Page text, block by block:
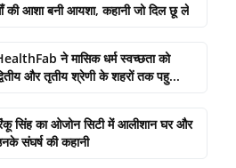
की आशा बनी आयशा, कहानी जो दिल छू ले
ने मासिक धर्म स्वच्छता को
और तृतीय श्रेणी के शहरों तक पहु...
सिंह का ओजोन सिटी में आलीशान घर और
संघर्ष की कहानी